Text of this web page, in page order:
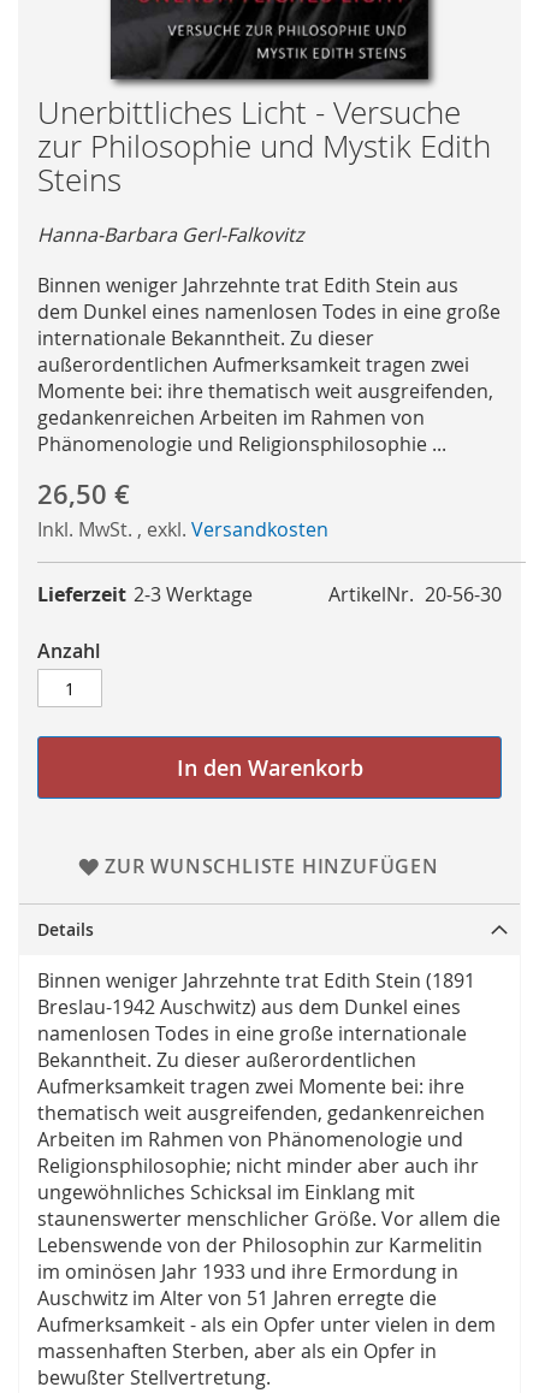
Skip
to
the
beginning
the
gallery
Unerbittliches Licht - Versuche
zur Philosophie und Mystik Edith
Steins
Hanna-Barbara Gerl-Falkovitz
Binnen weniger Jahrzehnte trat Edith Stein aus
dem Dunkel eines namenlosen Todes in eine große
internationale Bekanntheit. Zu dieser
außerordentlichen Aufmerksamkeit tragen zwei
Momente bei: ihre thematisch weit ausgreifenden,
gedankenreichen Arbeiten im Rahmen von
Phänomenologie und Religionsphilosophie ...
26,50 €
Inkl. MwSt. , exkl. Versandkosten
ArtikelNr. 20-56-30
Lieferzeit 2-3 Werktage
Anzahl
In den Warenkorb
ZUR WUNSCHLISTE HINZUFÜGEN
Details
Binnen weniger Jahrzehnte trat Edith Stein (1891
Breslau-1942 Auschwitz) aus dem Dunkel eines
namenlosen Todes in eine große internationale
Bekanntheit. Zu dieser außerordentlichen
Aufmerksamkeit tragen zwei Momente bei: ihre
thematisch weit ausgreifenden, gedankenreichen
Arbeiten im Rahmen von Phänomenologie und
Religionsphilosophie; nicht minder aber auch ihr
ungewöhnliches Schicksal im Einklang mit
staunenswerter menschlicher Größe. Vor allem die
Lebenswende von der Philosophin zur Karmelitin
im ominösen Jahr 1933 und ihre Ermordung in
Auschwitz im Alter von 51 Jahren erregte die
Aufmerksamkeit - als ein Opfer unter vielen in dem
massenhaften Sterben, aber als ein Opfer in
bewußter Stellvertretung.